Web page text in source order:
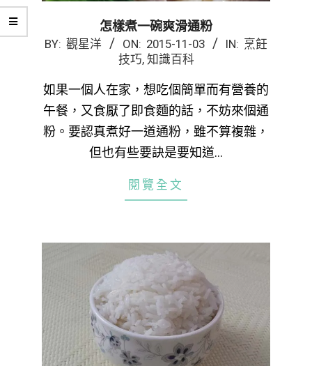
怎樣煮一碗爽滑通粉
2015-
03
BY: 觀星洋 ON: 2015-11-03 IN: 烹飪
技巧, 知識百科
如果一個人在家，想吃個簡單而有營養的
午餐，又食厭了即食麵的話，不妨來個通
粉。要認真煮好一道通粉，雖不算複雜，
但也有些要訣是要知道…
閱覽全文